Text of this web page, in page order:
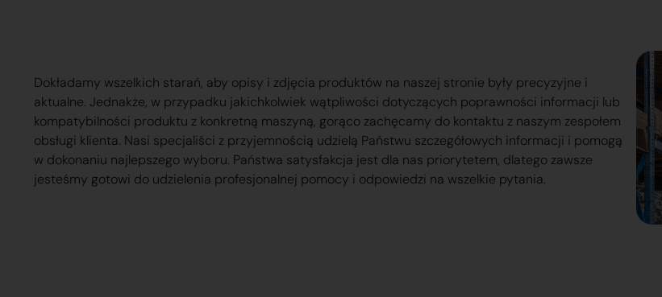
Dokładamy wszelkich starań, aby opisy i zdjęcia produktów na naszej stronie były precyzyjne i
aktualne. Jednakże, w przypadku jakichkolwiek wątpliwości dotyczących poprawności informacji lub
kompatybilności produktu z konkretną maszyną, gorąco zachęcamy do kontaktu z naszym zespołem
obsługi klienta. Nasi specjaliści z przyjemnością udzielą Państwu szczegółowych informacji i pomogą
w dokonaniu najlepszego wyboru. Państwa satysfakcja jest dla nas priorytetem, dlatego zawsze
jesteśmy gotowi do udzielenia profesjonalnej pomocy i odpowiedzi na wszelkie pytania.